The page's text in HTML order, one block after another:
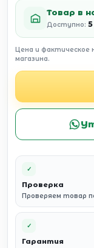
Товар в
Доступно:
Цена и фактическое
магазина.
✓
Проверка
Проверяем товар
✓
Гарантия